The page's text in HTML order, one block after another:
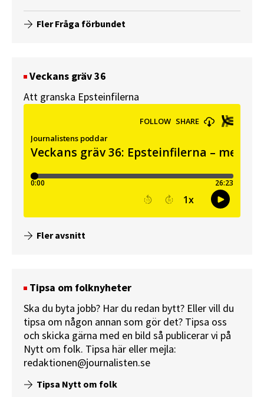
Fler Fråga förbundet
Veckans gräv 36
Att granska Epsteinfilerna
Fler avsnitt
Tipsa om folknyheter
Ska du byta jobb? Har du redan bytt? Eller vill du
tipsa om någon annan som gör det? Tipsa oss
och skicka gärna med en bild så publicerar vi på
Nytt om folk. Tipsa här eller mejla:
redaktionen@journalisten.se
Tipsa Nytt om folk